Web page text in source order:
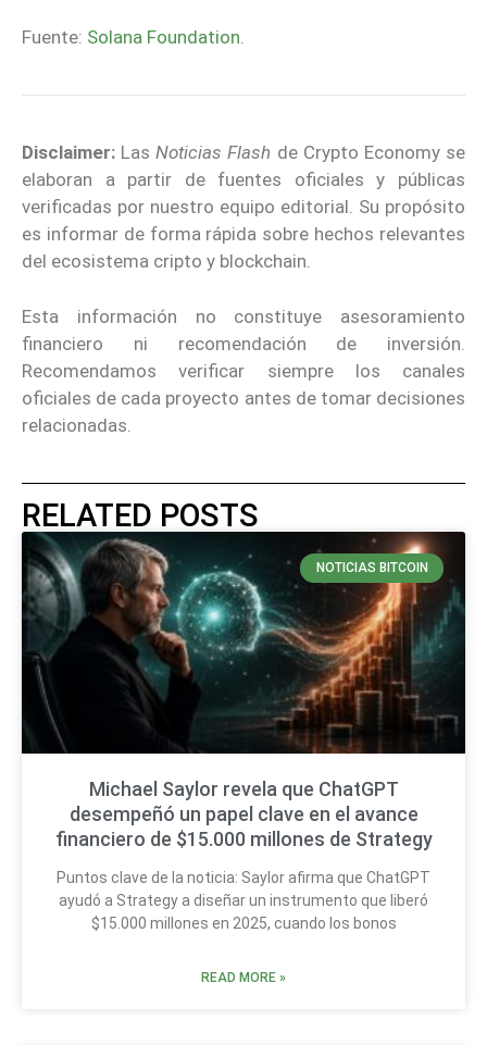
Fuente: Solana Foundation.
Disclaimer: LasNoticias Flash de Crypto Economy se
elaboran a partir de fuentes oficiales y públicas
verificadas por nuestro equipo editorial. Su propósito
es informar de forma rápida sobre hechos relevantes
del ecosistema cripto y blockchain.
Esta información no constituye asesoramiento
financiero ni recomendación de inversión.
Recomendamos verificar siempre los canales
oficiales de cada proyecto antes de tomar decisiones
relacionadas.
RELATED POSTS
NOTICIAS BITCOIN
Michael Saylor revela que ChatGPT
desempeñó un papel clave en el avance
financiero de $15.000 millones de Strategy
Puntos clave de la noticia: Saylor afirma que ChatGPT
ayudó a Strategy a diseñar un instrumento que liberó
$15.000 millones en 2025, cuando los bonos
READ MORE »